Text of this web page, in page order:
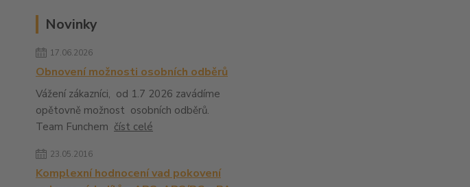
Novinky
17.06.2026
Obnovení možnosti osobních odběrů
Vážení zákazníci, od 1.7 2026 zavádíme
opětovně možnost osobních odběrů.
Team Funchem číst celé
23.05.2016
Komplexní hodnocení vad pokovení